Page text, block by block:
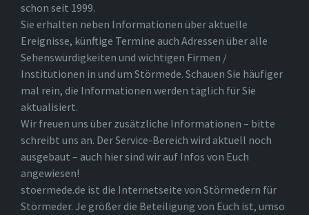
schon seit 1999.
Sie erhalten neben Informationen über aktuelle
Ereignisse, künftige Termine auch Adressen über alle
Sehenswürdigkeiten und wichtigen Firmen /
Institutionen in und um Störmede. Schauen Sie häufiger
mal rein, die Informationen werden täglich für Sie
aktualisiert.
Wir freuen uns über zusätzliche Informationen – bitte
schreibt uns an. Der Service-Bereich wird aktuell noch
ausgebaut – auch hier sind wir auf Infos von Euch
angewiesen!
stoermede.de ist die Internetseite von Störmedern für
Störmeder. Je größer die Beteiligung von Euch ist, umso